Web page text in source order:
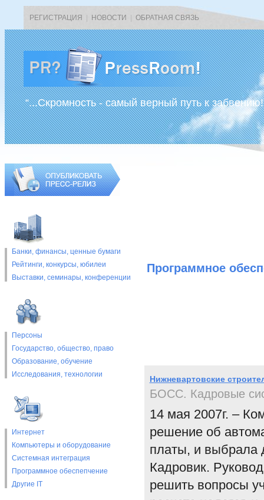
РЕГИСТРАЦИЯ НОВОСТИ ОБРАТНАЯ СВЯЗЬ
“...Скромность - самый верный путь к
Банки, финансы, ценные бумаги
Рейтинги, конкурсы, юбилеи
Выставки, cеминары, конференции
Персоны
Государство, общество, право
Образование, обучение
Исследования, технологии
Интернет
Компьютеры и оборудование
Системная интеграция
Программное обеспепчение
Другие IT
Программное
Нижневартовские
БОСС. Кадровые
14 мая 2007г. –
решение об
платы, и выбрала
Кадровик.
решить вопросы